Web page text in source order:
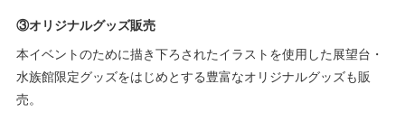
③オリジナルグッズ販売
本イベントのために描き下ろされたイラストを使用した展望台・
水族館限定グッズをはじめとする豊富なオリジナルグッズも販
売。